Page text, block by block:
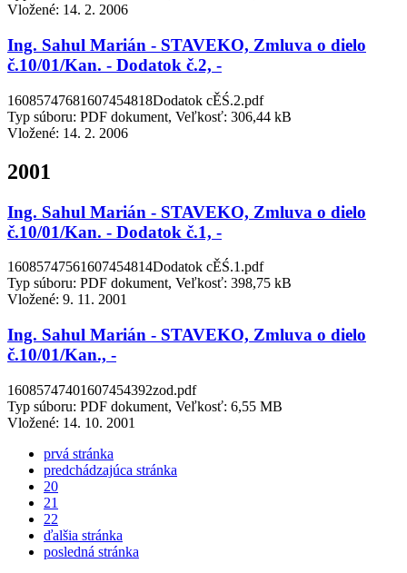
Vložené: 14. 2. 2006
Ing. Sahul Marián - STAVEKO, Zmluva o dielo
č.10/01/Kan. - Dodatok č.2, -
16085747681607454818Dodatok cĚŚ.2.pdf
Typ súboru: PDF dokument, Veľkosť: 306,44 kB
Vložené: 14. 2. 2006
2001
Ing. Sahul Marián - STAVEKO, Zmluva o dielo
č.10/01/Kan. - Dodatok č.1, -
16085747561607454814Dodatok cĚŚ.1.pdf
Typ súboru: PDF dokument, Veľkosť: 398,75 kB
Vložené: 9. 11. 2001
Ing. Sahul Marián - STAVEKO, Zmluva o dielo
č.10/01/Kan., -
16085747401607454392zod.pdf
Typ súboru: PDF dokument, Veľkosť: 6,55 MB
Vložené: 14. 10. 2001
prvá stránka
predchádzajúca stránka
20
21
22
ďalšia stránka
posledná stránka